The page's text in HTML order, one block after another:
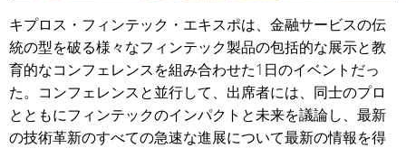
キプロス・フィンテック・エキスポは、金融サービスの伝
統の型を破る様々なフィンテック製品の包括的な展示と教
育的なコンフェレンスを組み合わせた1日のイベントだっ
た。コンフェレンスと並行して、出席者には、同士のプロ
とともにフィンテックのインパクトと未来を議論し、最新
の技術革新のすべての急速な進展について最新の情報を得